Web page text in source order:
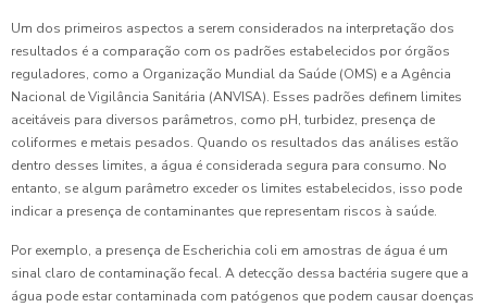
Um dos primeiros aspectos a serem considerados na interpretação dos
resultados é a comparação com os padrões estabelecidos por órgãos
reguladores, como a Organização Mundial da Saúde (OMS) e a Agência
Nacional de Vigilância Sanitária (ANVISA). Esses padrões definem limites
aceitáveis para diversos parâmetros, como pH, turbidez, presença de
coliformes e metais pesados. Quando os resultados das análises estão
dentro desses limites, a água é considerada segura para consumo. No
entanto, se algum parâmetro exceder os limites estabelecidos, isso pode
indicar a presença de contaminantes que representam riscos à saúde.
Por exemplo, a presença de Escherichia coli em amostras de água é um
sinal claro de contaminação fecal. A detecção dessa bactéria sugere que a
água pode estar contaminada com patógenos que podem causar doenças